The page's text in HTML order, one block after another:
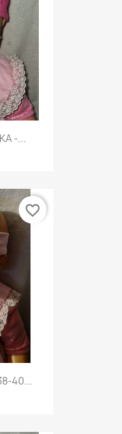
-...
40...
favorite_border